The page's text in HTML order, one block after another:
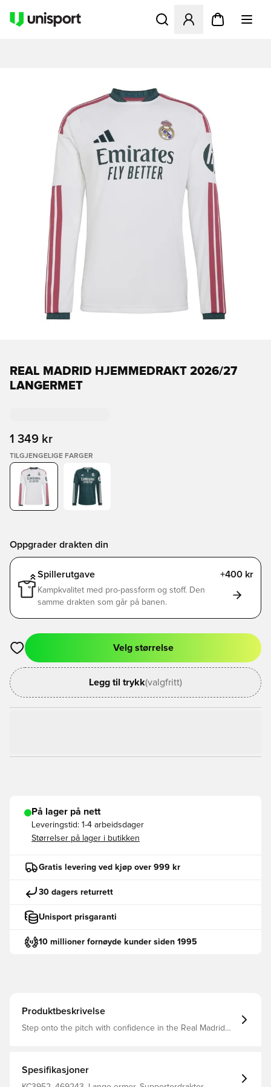
Åpner en Modal for å
REAL MADRID HJEMMEDRAKT 2026/27
LANGERMET
1 349 kr
TILGJENGELIGE FARGER
Oppgrader drakten din
Spillerutgave +400 kr
Kampkvalitet med pro-passform og stoff. Den
samme drakten som går på banen.
Åpner en Modal for å logge inn eller registrere deg som
Velg størrelse
Legg til trykk(valgfritt)
På lager på nett
Leveringstid: 1-4 arbeidsdager
Størrelser på lager i butikken
Gratis levering ved kjøp over 999 kr
30 dagers returrett
Unisport prisgaranti
10 millioner fornøyde kunder siden 1995
Produktbeskrivelse
Step onto the pitch with confidence in the Real Madrid
and pearls in the crown, this jersey features a
sophisticated darker green hue on the sleeves and
Spesifikasjoner